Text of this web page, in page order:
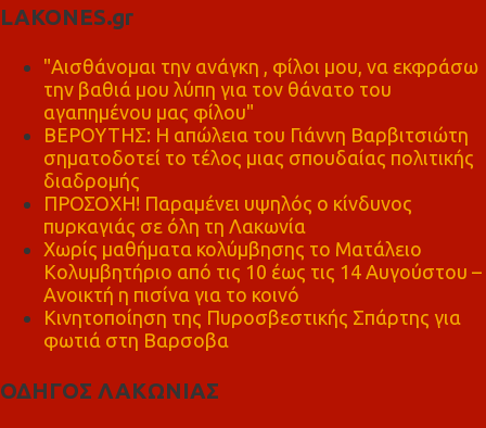
LAKONES.gr
"Αισθάνομαι την ανάγκη , φίλοι μου, να εκφράσω
την βαθιά μου λύπη για τον θάνατο του
αγαπημένου μας φίλου"
ΒΕΡΟΥΤΗΣ: Η απώλεια του Γιάννη Βαρβιτσιώτη
σηματοδοτεί το τέλος μιας σπουδαίας πολιτικής
διαδρομής
ΠΡΟΣΟΧΗ! Παραμένει υψηλός ο κίνδυνος
πυρκαγιάς σε όλη τη Λακωνία
Χωρίς μαθήματα κολύμβησης το Ματάλειο
Κολυμβητήριο από τις 10 έως τις 14 Αυγούστου –
Ανοικτή η πισίνα για το κοινό
Κινητοποίηση της Πυροσβεστικής Σπάρτης για
φωτιά στη Βαρσοβα
ΟΔΗΓΟΣ ΛΑΚΩΝΙΑΣ